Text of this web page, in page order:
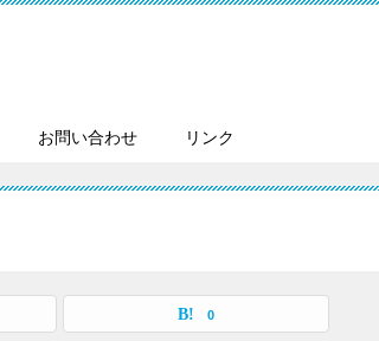
お問い合わせ リンク
0